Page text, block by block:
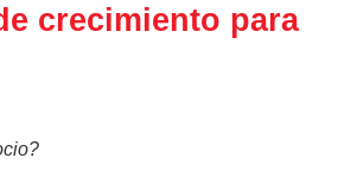
crecimiento para